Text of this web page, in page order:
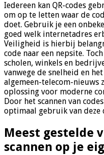
Iedereen kan QR-codes
om op te letten waar de
doet. Gebruik je een
goed welk internetadres
Veiligheid is hierbij
code naar een nepsite.
scholen, winkels en
vanwege de snelheid en
algemeen-telecom-nieuws
oplossing voor moderne
Door het scannen van
optimaal gebruik van
Meest gestelde
scannen op je